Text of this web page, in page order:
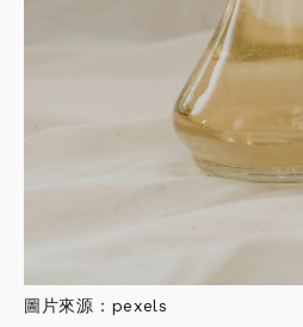
圖片來源：pexels